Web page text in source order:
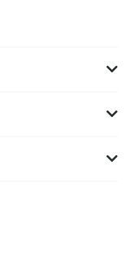
& Loft
lengte of diepte